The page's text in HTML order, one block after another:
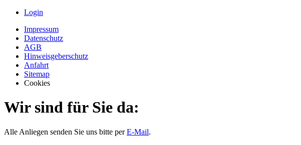
Login
Impressum
Datenschutz
AGB
Hinweisgeberschutz
Anfahrt
Sitemap
Cookies
Wir sind für Sie da:
Alle Anliegen senden Sie uns bitte perE-Mail.